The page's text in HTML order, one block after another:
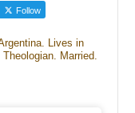
Follow
Lives in
Married.